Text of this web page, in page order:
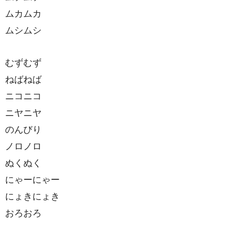
ムカムカ
ムシムシ
むずむず
ねばねば
ニコニコ
ニヤニヤ
のんびり
ノロノロ
ぬくぬく
にゃーにゃー
にょきにょき
おろおろ